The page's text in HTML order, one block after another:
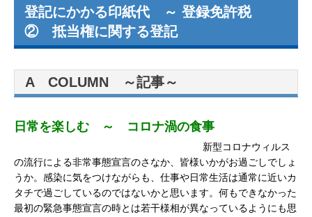
登記にかかる印紙代 ～ 登録免許税
② 抵当権に関する登記
A COLUMN ～記事～
日常を楽しむ ～ コロナ渦の食事
新型コロナウィルス
の流行による非常事態宣言のさなか、皆様いかがお過ごしでしょ
うか。感染に気をつけながらも、仕事や日常生活は通常に近いカ
タチで過ごしているのではないかと思います。何もできなかった
最初の緊急事態宣言の時とは若干様相が異なっているようにも思